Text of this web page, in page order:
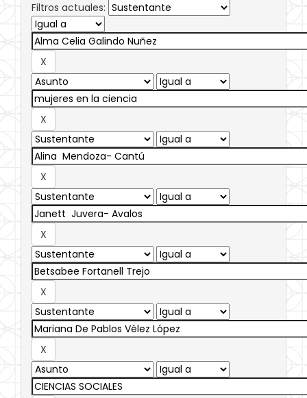
Filtros actuales: